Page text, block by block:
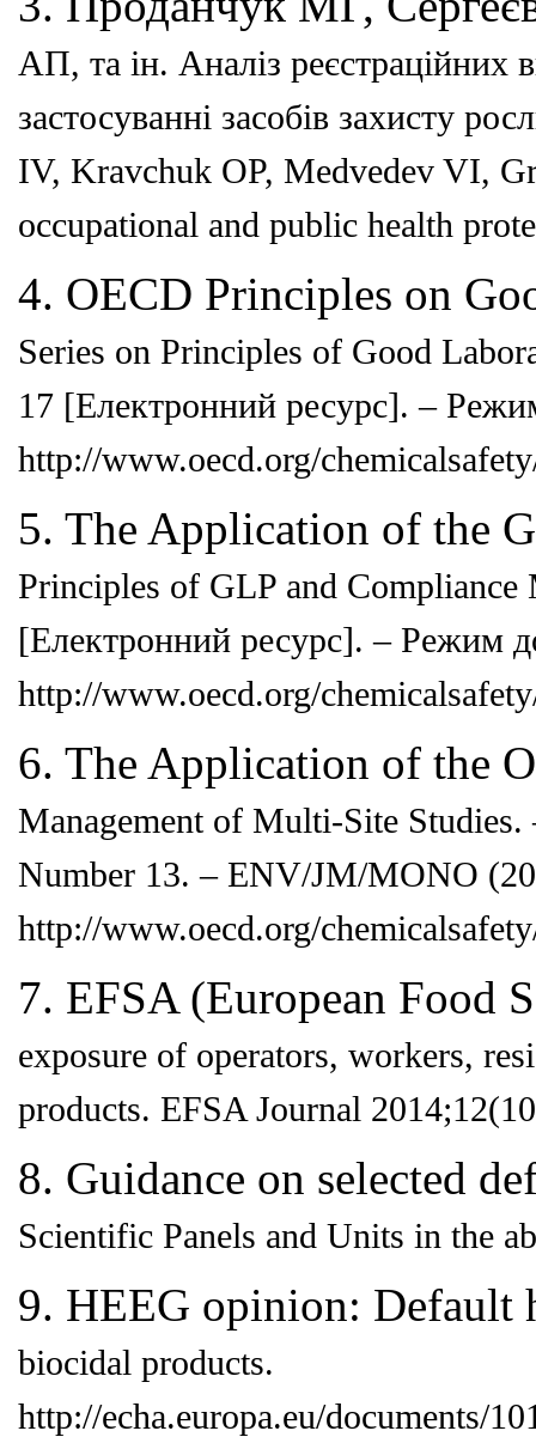
АП, та ін. Аналіз реєстраційних
застосуванні засобів захисту
IV, Kravchuk OP, Medvedev VI,
occupational and public health
4. OECD Principles on
Series on Principles of Good
17 [Електронний ресурс]. –
http://www.oecd.org/
5. The Application of the
Principles of GLP and Compliance
[Електронний ресурс]. – Режим
http://www.oecd.org/
6. The Application of the
Management of Multi-Site
Number 13. – ENV/JM/MONO
http://www.oecd.org/
7. EFSA (European Food
exposure of operators, workers,
products. EFSA Journal
8. Guidance on selected
Scientific Panels and Units in the
9. HEEG opinion: Default
biocidal products.
http://echa.europa.eu/documents/